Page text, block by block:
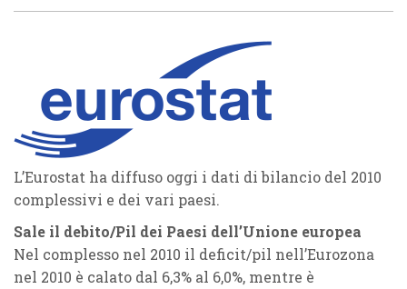
L’Eurostat ha diffuso oggi i dati di bilancio del 2010
complessivi e dei vari paesi.
Sale il debito/Pil dei Paesi dell’Unione europea
Nel complesso nel 2010 il deficit/pil nell’Eurozona
nel 2010 è calato dal 6,3% al 6,0%, mentre è